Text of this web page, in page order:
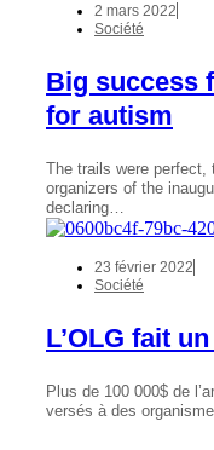
2 mars 2022
Société
Big success
for autism
The trails were perfect,
organizers of the
declaring…
23 février 2022
Société
L’OLG fait
Plus de 100 000$ de
versés à des